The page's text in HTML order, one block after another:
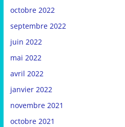
octobre 2022
septembre 2022
juin 2022
mai 2022
avril 2022
janvier 2022
novembre 2021
octobre 2021